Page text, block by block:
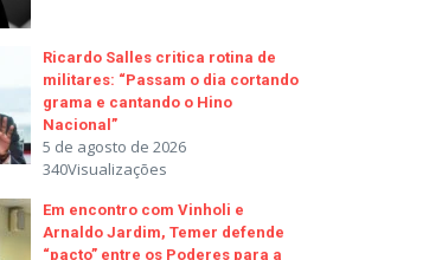
Ricardo Salles critica rotina de
militares: “Passam o dia cortando
grama e cantando o Hino
Nacional”
5 de agosto de 2026
340Visualizações
Em encontro com Vinholi e
Arnaldo Jardim, Temer defende
“pacto” entre os Poderes para a